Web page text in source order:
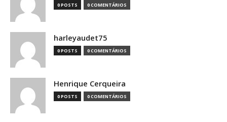
0 POSTS 0 COMENTÁRIOS
harleyaudet75
0 POSTS 0 COMENTÁRIOS
Henrique Cerqueira
0 POSTS 0 COMENTÁRIOS